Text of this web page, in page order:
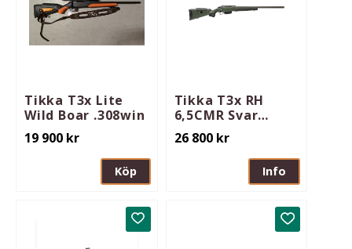
Tikka T3x Lite
Wild Boar .308win
19 900 kr
Köp
Tikka T3x RH
6,5CMR Svar
Grtech TST H237
Pica SS 5rd 23
26 800kr
Info
Lägg till i favoriter Lägg till i